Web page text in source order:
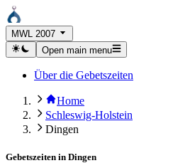
MWL 2007
Open main menu
Über die Gebetszeiten
Home
Schleswig-Holstein
Dingen
Gebetszeiten in Dingen